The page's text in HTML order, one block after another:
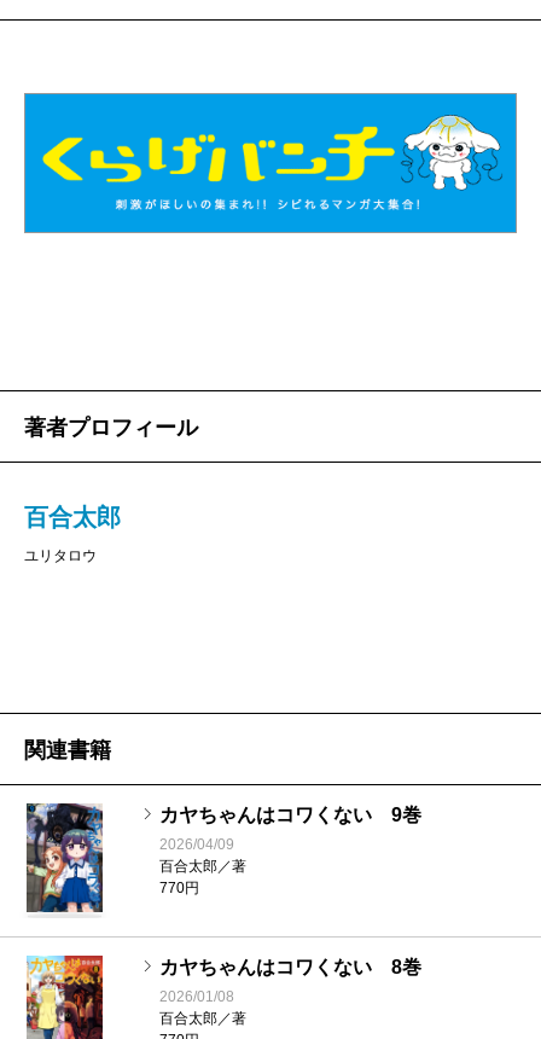
著者プロフィール
百合太郎
ユリタロウ
関連書籍
カヤちゃんはコワくない 9巻
2026/04/09
百合太郎／著
770円
カヤちゃんはコワくない 8巻
2026/01/08
百合太郎／著